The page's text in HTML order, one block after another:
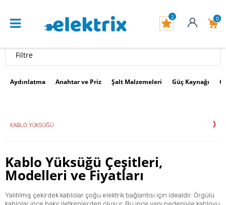
0
2
Filtre
Aydınlatma Anahtar ve Priz Şalt Malzemeleri Güç Kaynağı
KABLO YÜKSÜĞÜ
Kablo Yüksüğü Çeşitleri,
Modelleri ve Fiyatları
Yalıtılmış çekirdek kablolar çoğu elektrik bağlantısı için idealdir. Örgülü